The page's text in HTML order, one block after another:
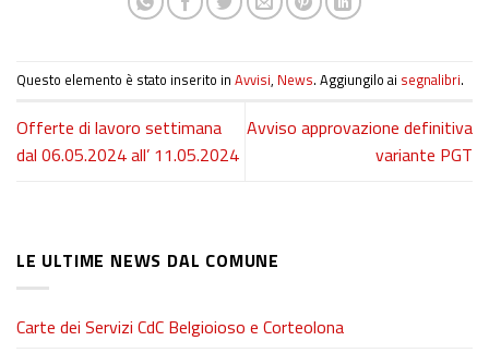
Questo elemento è stato inserito in Avvisi, News. Aggiungilo ai segnalibri.
Offerte di lavoro settimana
dal 06.05.2024 all’ 11.05.2024
Avviso approvazione definitiva
variante PGT
LE ULTIME NEWS DAL COMUNE
Carte dei Servizi CdC Belgioioso e Corteolona